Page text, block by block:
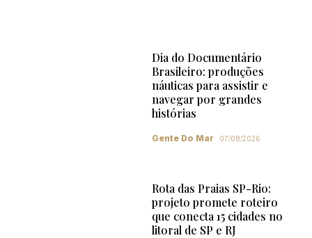
Dia do Documentário
Brasileiro: produções
náuticas para assistir e
navegar por grandes
histórias
Gente Do Mar 07/08/2026
Rota das Praias SP-Rio:
projeto promete roteiro
que conecta 15 cidades no
litoral de SP e RJ